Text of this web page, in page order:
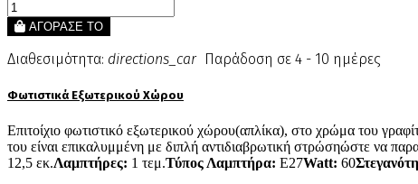
ΑΓΟΡΑΣΕ ΤΟ
Διαθεσιμότητα: directions_car Παράδοση σε 4 - 10 ημέρες
Φωτιστικά Εξωτερικού Χώρου
Επιτοίχιο φωτιστικό εξωτερικού χώρου(απλίκα), στο χρώμα του
του είναι επικαλυμμένη με διπλή αντιδιαβρωτική στρώσηώστε να
12,5 εκ.Λαμπτήρες: 1 τεμ.Τύπος Λαμπτήρα: Ε27Watt: 60